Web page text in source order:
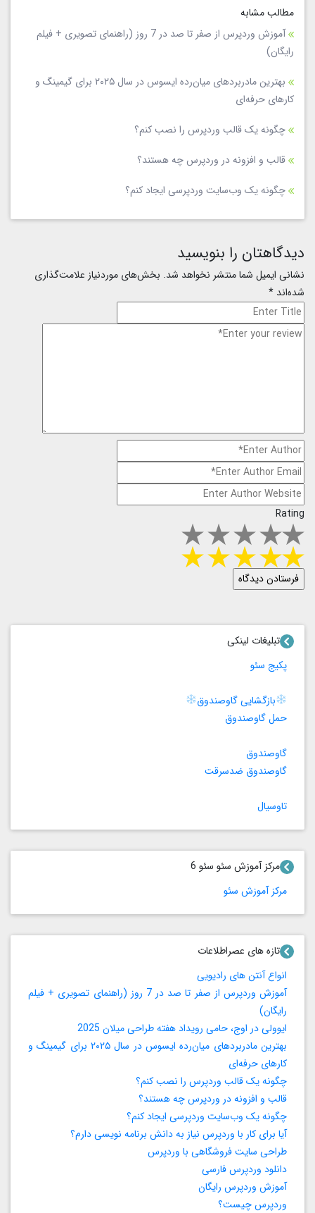
مطالب مشابه
آموزش وردپرس از صفر تا صد در 7 روز (راهنمای تصویری + فیلم
رایگان)
بهترین مادربردهای میان‌رده ایسوس در سال ۲۰۲۵ برای گیمینگ و
کارهای حرفه‌ای
چگونه یک قالب وردپرس را نصب کنم؟
قالب و افزونه در وردپرس چه هستند؟
چگونه یک وب‌سایت وردپرسی ایجاد کنم؟
دیدگاهتان را بنویسید
نشانی ایمیل شما منتشر نخواهد شد. بخش‌های موردنیاز علامت‌گذاری
شده‌اند *
Rating
تبلیغات لینکی
پکیج سئو
بازگشایی گاوصندوق
حمل گاوصندوق
گاوصندوق
گاوصندوق ضدسرقت
تاوسیال
مرکز آموزش سئو سئو 6
مرکز آموزش سئو
تازه های عصراطلاعات
انواع آنتن های رادیویی
آموزش وردپرس از صفر تا صد در 7 روز (راهنمای تصویری + فیلم
رایگان)
ایوولی در اوج، حامی رویداد هفته طراحی میلان 2025
بهترین مادربردهای میان‌رده ایسوس در سال ۲۰۲۵ برای گیمینگ و
کارهای حرفه‌ای
چگونه یک قالب وردپرس را نصب کنم؟
قالب و افزونه در وردپرس چه هستند؟
چگونه یک وب‌سایت وردپرسی ایجاد کنم؟
آیا برای کار با وردپرس نیاز به دانش برنامه‌ نویسی دارم؟
طراحی سایت فروشگاهی با وردپرس
دانلود وردپرس فارسی
آموزش وردپرس رایگان
وردپرس چیست؟